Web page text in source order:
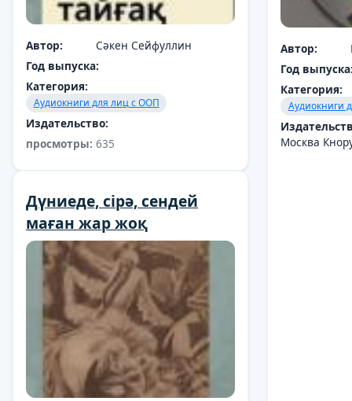
Автор:
Год
Категория:
Аудиокниги
Москва
Автор:
Сәкен Сейфуллин
Год выпуска:
Категория:
Аудиокниги для лиц с ООП
Издательство:
просмотры: 635
Дүниеде, сірә, сендей
маған жар жоқ